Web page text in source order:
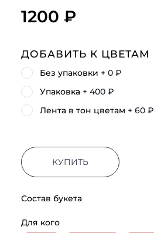
1200 ₽
ДОБАВИТЬ К ЦВЕТАМ
Без упаковки + 0 ₽
Упаковка + 400 ₽
Лента в тон цветам + 60 ₽
КУПИТЬ
Состав букета
Для кого